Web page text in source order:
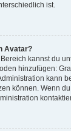
ist.
Avatar?
kannst du
hinzufügen:
kann
können. Wenn